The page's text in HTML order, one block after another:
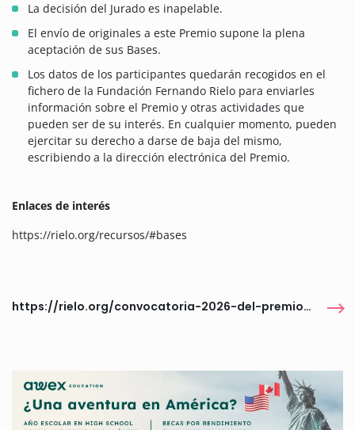
La decisión del Jurado es inapelable.
El envío de originales a este Premio supone la plena
aceptación de sus Bases.
Los datos de los participantes quedarán recogidos en el
fichero de la Fundación Fernando Rielo para enviarles
información sobre el Premio y otras actividades que
pueden ser de su interés. En cualquier momento, pueden
ejercitar su derecho a darse de baja del mismo,
escribiendo a la dirección electrónica del Premio.
Enlaces de interés
https://rielo.org/recursos/#bases
https://rielo.org/convocatoria-2026-del-premio-mundial-fernando-rielo-de-poesia-mistica-una-invitacion-a-pensar-la-mistica-como-experiencia-viva-y-creadora